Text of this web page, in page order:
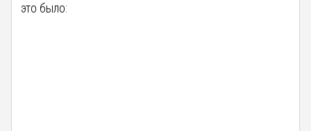
это было: